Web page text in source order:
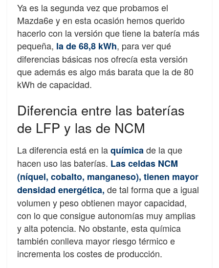
Ya es la segunda vez que probamos el
Mazda6e y en esta ocasión hemos querido
hacerlo con la versión que tiene la batería más
pequeña, la de 68,8 kWh, para ver qué
diferencias básicas nos ofrecía esta versión
que además es algo más barata que la de 80
kWh de capacidad.
Diferencia entre las baterías
de LFP y las de NCM
La diferencia está en laquímicade la que
hacen uso las baterías. Las celdas NCM
(níquel, cobalto, manganeso), tienen mayor
densidad energética, de tal forma que a igual
volumen y peso obtienen mayor capacidad,
con lo que consigue autonomías muy amplias
y alta potencia. No obstante, esta química
también conlleva mayor riesgo térmico e
incrementa los costes de producción.